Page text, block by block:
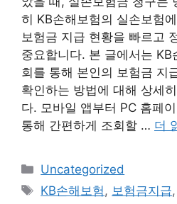
히 KB손해보험의 실손보험
보험금 지급 현황을 빠르고
중요합니다. 본 글에서는
회를 통해 본인의 보험금 지
확인하는 방법에 대해 상세
다. 모바일 앱부터 PC 홈페
통해 간편하게 조회할 … 더
카
테
Uncategorized
태
KB손해보험, 보험금지급,